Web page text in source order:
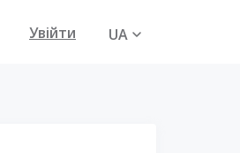
Увійти
UA